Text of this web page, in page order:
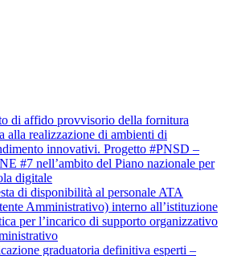
di affido provvisorio della fornitura
alla realizzazione di ambienti di
innovativi. Progetto #PNSD –
#7 nell’ambito del Piano nazionale per
digitale
di disponibilità al personale ATA
Amministrativo) interno all’istituzione
per l’incarico di supporto organizzativo
graduatoria definitiva esperti –